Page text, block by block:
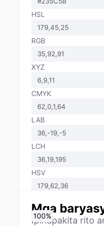
HSL
RGB
XYZ
CMYK
LAB
LCH
HSV
Mga
Ipinapakita rito
0%
10%
20%
30%
40%
50%
60%
70%
80%
90%
100%